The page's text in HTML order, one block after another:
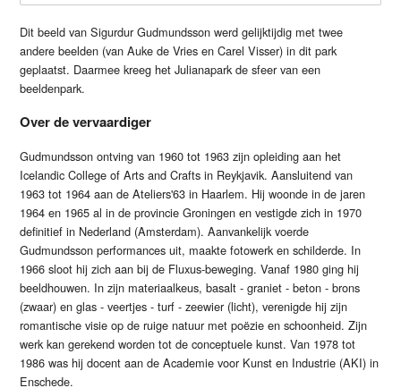
Dit beeld van Sigurdur Gudmundsson werd gelijktijdig met twee
andere beelden (van Auke de Vries en Carel Visser) in dit park
geplaatst. Daarmee kreeg het Julianapark de sfeer van een
beeldenpark.
Over de vervaardiger
Gudmundsson ontving van 1960 tot 1963 zijn opleiding aan het
Icelandic College of Arts and Crafts in Reykjavik. Aansluitend van
1963 tot 1964 aan de Ateliers'63 in Haarlem. Hij woonde in de jaren
1964 en 1965 al in de provincie Groningen en vestigde zich in 1970
definitief in Nederland (Amsterdam). Aanvankelijk voerde
Gudmundsson performances uit, maakte fotowerk en schilderde. In
1966 sloot hij zich aan bij de Fluxus-beweging. Vanaf 1980 ging hij
beeldhouwen. In zijn materiaalkeus, basalt - graniet - beton - brons
(zwaar) en glas - veertjes - turf - zeewier (licht), verenigde hij zijn
romantische visie op de ruige natuur met poëzie en schoonheid. Zijn
werk kan gerekend worden tot de conceptuele kunst. Van 1978 tot
1986 was hij docent aan de Academie voor Kunst en Industrie (AKI) in
Enschede.